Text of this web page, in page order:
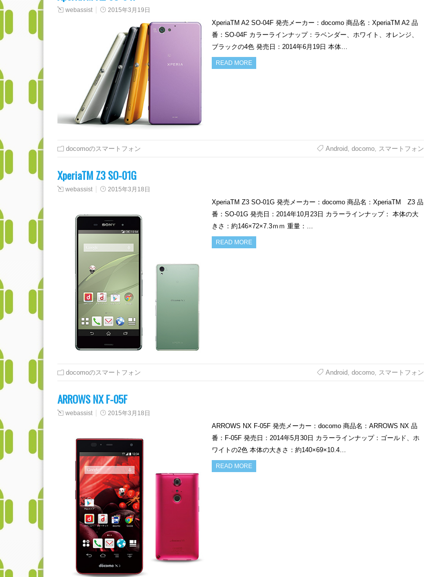
webassist 2015年3月19日
XperiaTM A2 SO-04F 発売メーカー：docomo 商品名：XperiaTM A2 品
番：SO-04F カラーラインナップ：ラベンダー、ホワイト、オレンジ、
ブラックの4色 発売日：2014年6月19日 本体…
READ MORE
docomoのスマートフォン Android, docomo, スマートフォン
XperiaTM Z3 SO-01G
webassist 2015年3月18日
XperiaTM Z3 SO-01G 発売メーカー：docomo 商品名：XperiaTM Z3 品
番：SO-01G 発売日：2014年10月23日 カラーラインナップ： 本体の大
きさ：約146×72×7.3ｍｍ 重量：…
READ MORE
docomoのスマートフォン Android docomo, スマートフォン
ARROWS NX F-05F
webassist 2015年3月18日
ARROWS NX F-05F 発売メーカー：docomo 商品名：ARROWS NX 品
番：F-05F 発売日：2014年5月30日 カラーラインナップ：ゴールド、ホ
ワイトの2色 本体の大きさ：約140×69×10.4…
READ MORE